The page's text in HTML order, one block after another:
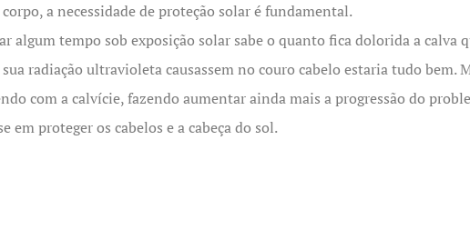
a necessidade de proteção solar é fundamental.
algum tempo sob exposição solar sabe o quanto fica dolorida a calva
radiação ultravioleta causassem no couro cabelo estaria tudo bem.
com a calvície, fazendo aumentar ainda mais a progressão do
em proteger os cabelos e a cabeça do sol.